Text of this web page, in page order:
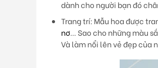
dành cho người bạn đó
Trang trí: Mẫu hoa được
nơ… Sao cho những màu
Và làm nổi lên vẻ đẹp của